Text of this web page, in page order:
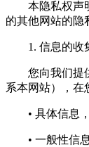
本隐私权声明
的其他网站的隐
1. 信息的收
您向我们提供
系本网站），在
• 具体信息，
• 一般性信息